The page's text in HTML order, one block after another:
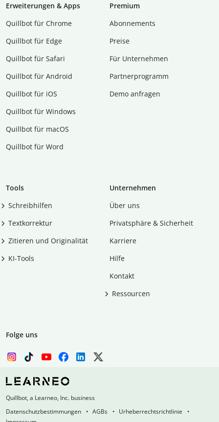
Erweiterungen & Apps
Quillbot für Chrome
Quillbot für Edge
Quillbot für Safari
Quillbot für Android
Quillbot für iOS
Quillbot für Windows
Quillbot für macOS
Quillbot für Word
Premium
Abon­ne­ments
Preise
Für Unternehmen
Partnerprogramm
Demo anfragen
Tools
Schreibhilfen
Textkorrektur
Zitieren und Originalität
KI-Tools
Unternehmen
Über uns
Privatsphäre & Sicherheit
Karriere
Hilfe
Kontakt
Ressourcen
Folge uns
Quillbot, a Learneo, Inc. business
Datenschutzbestimmungen
AGBs
Urheberrechtsrichtlinie